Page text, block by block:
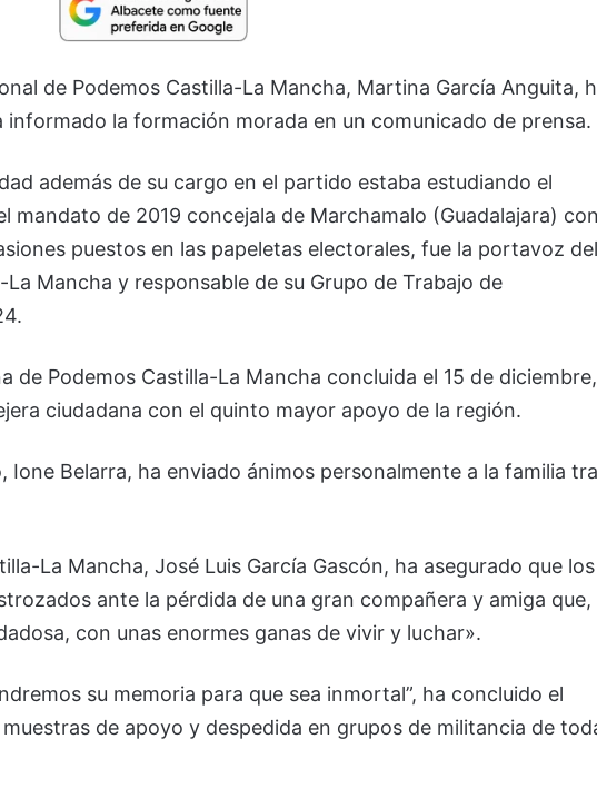
de Podemos Castilla-La Mancha, Martina García Anguita,
informado la formación morada en un comunicado de prensa.
además de su cargo en el partido estaba estudiando el
mandato de 2019 concejala de Marchamalo (Guadalajara)
puestos en las papeletas electorales, fue la portavoz del
Mancha y responsable de su Grupo de Trabajo de
de Podemos Castilla-La Mancha concluida el 15 de diciembre,
ciudadana con el quinto mayor apoyo de la región.
Ione Belarra, ha enviado ánimos personalmente a la familia
La Mancha, José Luis García Gascón, ha asegurado que los
ante la pérdida de una gran compañera y amiga que,
con unas enormes ganas de vivir y luchar».
su memoria para que sea inmortal”, ha concluido el
de apoyo y despedida en grupos de militancia de